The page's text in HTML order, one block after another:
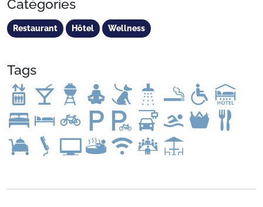
Catégories
Restaurant Hôtel Wellness
Tags